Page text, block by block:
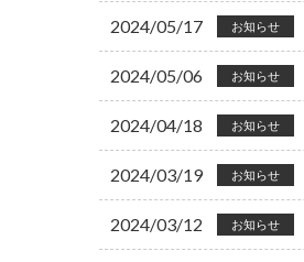
2024/05/17 お知らせ
2024/05/06 お知らせ
2024/04/18 お知らせ
2024/03/19 お知らせ
2024/03/12 お知らせ